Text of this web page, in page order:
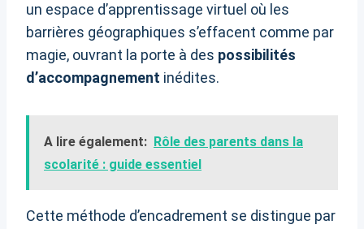
un espace d’apprentissage virtuel où les
barrières géographiques s’effacent comme par
magie, ouvrant la porte à des possibilités
d’accompagnement inédites.
A lire également: Rôle des parents dans la
scolarité : guide essentiel
Cette méthode d’encadrement se distingue par